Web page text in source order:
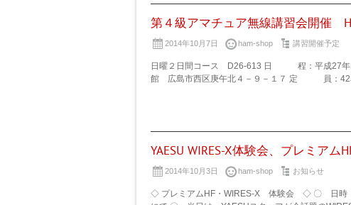
第４級アマチュア無線講習会開催
2014年10月7日 ham-shop 講習開催予定
日曜２日間コース D26-613 日 程：平成27年
館 広島市西区庚午北４－９－１７ 定 員：42名
YAESU WIRES-X体験会、プレミア
2014年10月3日 ham-shop お知らせ
◇ プレミアムHF・WIRES-X 体験会 ◇ 〇 日